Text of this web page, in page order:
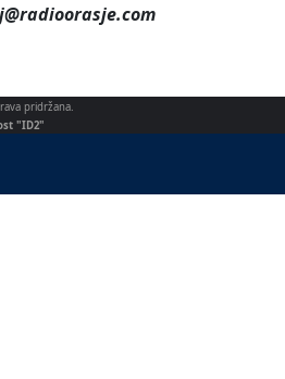
pridržana.
"ID2"